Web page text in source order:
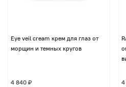
Eye veil cream крем для глаз от
морщин и темных кругов
4 840 ₽ 4